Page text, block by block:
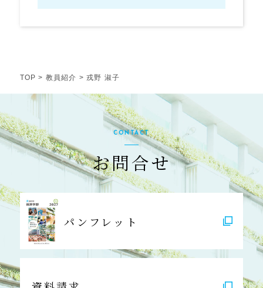
TOP > 教員紹介 > 戎野 淑子
CONTACT
お問合せ
パンフレット